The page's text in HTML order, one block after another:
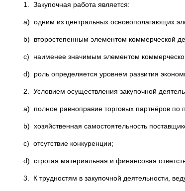
1. Закупочная работа является:
a) одним из центральных основополагающих
b) второстепенным элементом коммерческой
c) наименее значимым элементом
d) роль определяется уровнем развития
2. Условием осуществления закупочной
a) полное равноправие торговых партнёров по
b) хозяйственная самостоятельность
c) отсутствие конкуренции;
d) строгая материальная и финансовая
3. К трудностям в закупочной деятельности,